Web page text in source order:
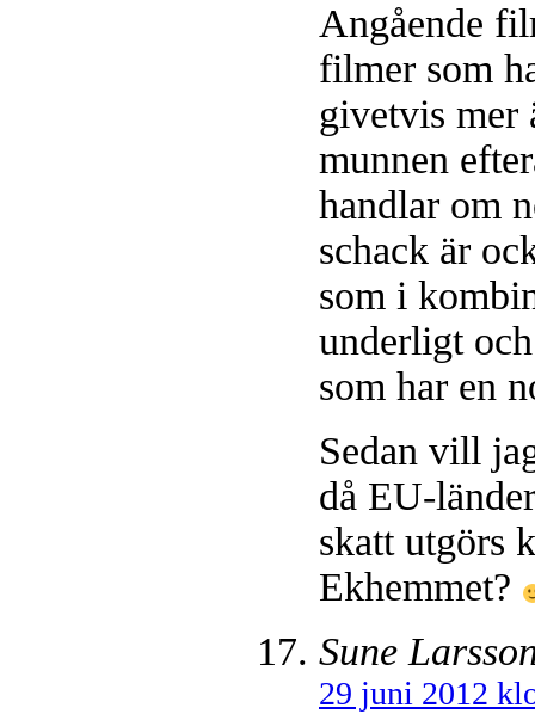
Angående
filmer som
givetvis mer
munnen
handlar om
schack är
som i
underligt
som har en
Sedan vill
då EU-
skatt utgörs
Ekhemmet?
Sune
29 juni 2012